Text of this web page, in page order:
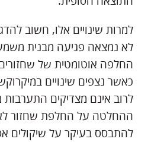
למרות שינויים אלו, חשוב
לא נמצאה פגיעה מבנית
החלפה אוטומטית של
כאשר נצפים שינויים
לרוב אינם מצדיקים התערבות
ההחלטה על החלפת שחזור
להתבסס בעיקר על שיקולים